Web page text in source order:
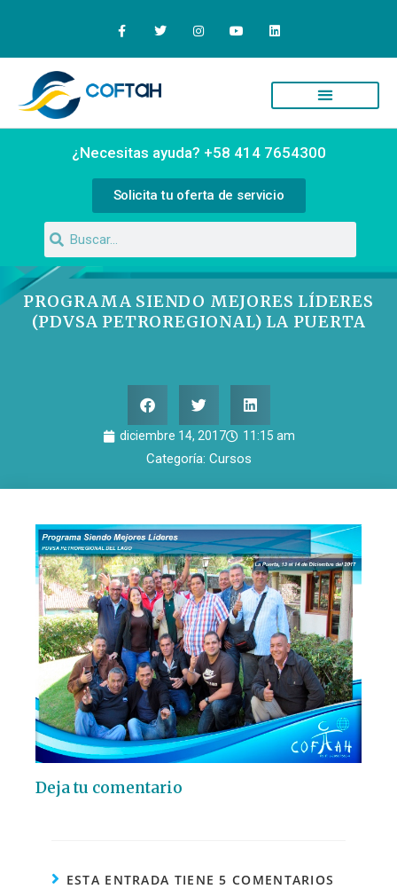
¿Necesitas ayuda? +58 414 7654300
Solicita tu oferta de servicio
PROGRAMA SIENDO MEJORES LÍDERES
(PDVSA PETROREGIONAL) LA PUERTA
diciembre 14, 2017 11:15 am
Categoría: Cursos
Deja tu comentario
ESTA ENTRADA TIENE 5 COMENTARIOS